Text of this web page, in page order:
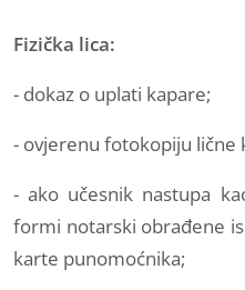
Fizička lica:
- dokaz o uplati kapare;
- ovjerenu fotokopiju lične
- ako učesnik nastupa
formi notarski obrađene
karte punomoćnika;